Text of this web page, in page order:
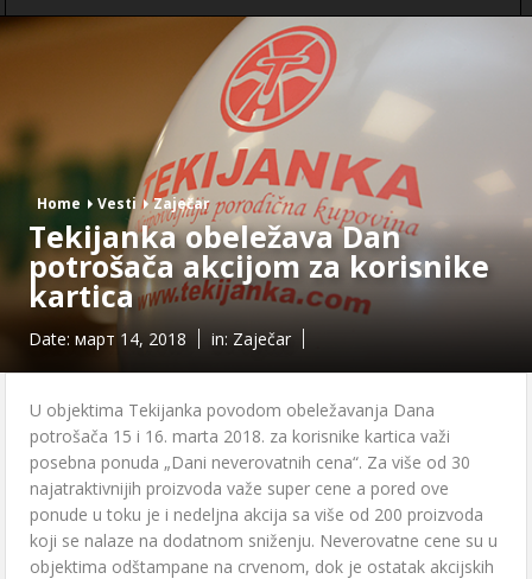
OO SNS -a u Žagubici organizovao skup u Laznici
Home Vesti Zaječar
Tekijanka obeležava Dan
potrošača akcijom za korisnike
kartica
Date:март 14, 2018 in: Zaječar
U objektima Tekijanka povodom obeležavanja Dana
potrošača 15 i 16. marta 2018. za korisnike kartica važi
posebna ponuda „Dani neverovatnih cena“. Za više od 30
najatraktivnijih proizvoda važe super cene a pored ove
ponude u toku je i nedeljna akcija sa više od 200 proizvoda
koji se nalaze na dodatnom sniženju. Neverovatne cene su u
objektima odštampane na crvenom, dok je ostatak akcijskih